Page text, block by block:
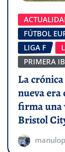
FÚTBOL
LIGA F
PRIMERA
La
nueva era
firma una
Bristol